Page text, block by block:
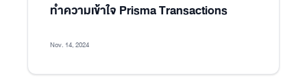
ทำความเข้าใจ Prisma Transactions
Nov. 14, 2024